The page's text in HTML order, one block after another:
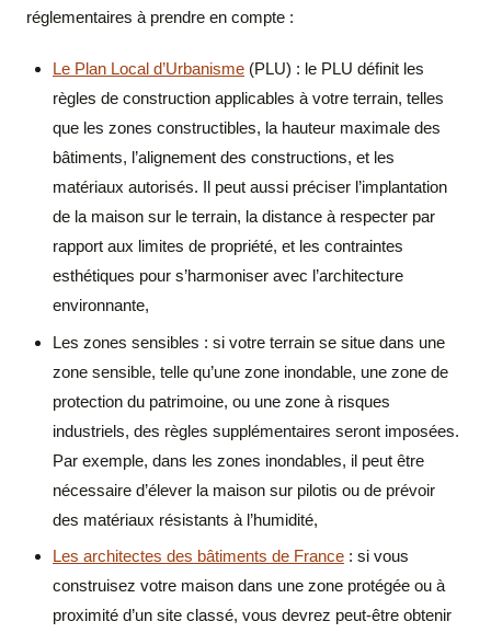
réglementaires à prendre en compte :
Le Plan Local d’Urbanisme (PLU) : le PLU définit les
règles de construction applicables à votre terrain, telles
que les zones constructibles, la hauteur maximale des
bâtiments, l’alignement des constructions, et les
matériaux autorisés. Il peut aussi préciser l’implantation
de la maison sur le terrain, la distance à respecter par
rapport aux limites de propriété, et les contraintes
esthétiques pour s’harmoniser avec l’architecture
environnante,
Les zones sensibles : si votre terrain se situe dans une
zone sensible, telle qu’une zone inondable, une zone de
protection du patrimoine, ou une zone à risques
industriels, des règles supplémentaires seront imposées.
Par exemple, dans les zones inondables, il peut être
nécessaire d’élever la maison sur pilotis ou de prévoir
des matériaux résistants à l’humidité,
Les architectes des bâtiments de France : si vous
construisez votre maison dans une zone protégée ou à
proximité d’un site classé, vous devrez peut-être obtenir